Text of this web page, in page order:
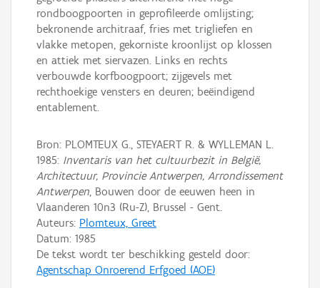
rondboogpoorten in geprofileerde omlijsting;
bekronende architraaf, fries met trigliefen en
vlakke metopen, gekorniste kroonlijst op klossen
en attiek met siervazen. Links en rechts
verbouwde korfboogpoort; zijgevels met
rechthoekige vensters en deuren; beëindigend
entablement.
Bron: PLOMTEUX G., STEYAERT R. & WYLLEMAN L.
1985: Inventaris van het cultuurbezit in België,
Architectuur, Provincie Antwerpen, Arrondissement
Antwerpen, Bouwen door de eeuwen heen in
Vlaanderen 10n3 (Ru-Z), Brussel - Gent.
Auteurs: Plomteux, Greet
Datum: 1985
De tekst wordt ter beschikking gesteld door:
Agentschap Onroerend Erfgoed (AOE)